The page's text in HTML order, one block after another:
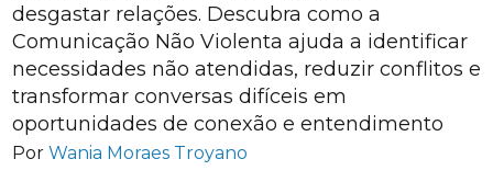
desgastar relações. Descubra como a
Comunicação Não Violenta ajuda a identificar
necessidades não atendidas, reduzir conflitos e
transformar conversas difíceis em
oportunidades de conexão e entendimento
Por Wania Moraes Troyano